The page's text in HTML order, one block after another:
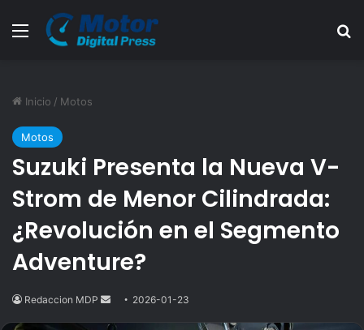
Menú
Inicio / Motos
Motos
Suzuki Presenta la Nueva V-
Strom de Menor Cilindrada:
¿Revolución en el Segmento
Adventure?
Redaccion MDP
Send2026-01-23